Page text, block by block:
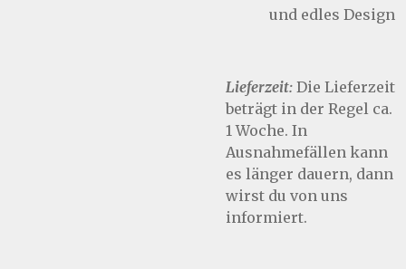
und edles Design
Lieferzeit: Die Lieferzeit
beträgt in der Regel ca.
1 Woche. In
Ausnahmefällen kann
es länger dauern, dann
wirst du von uns
informiert.